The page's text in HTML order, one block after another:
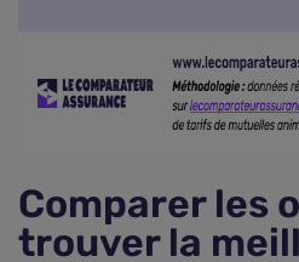
Comparer les
trouver la